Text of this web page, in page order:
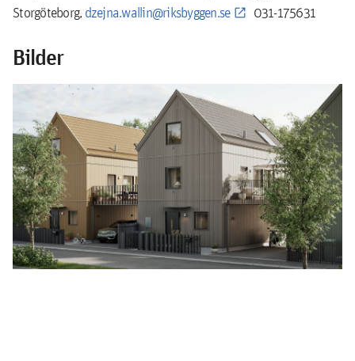
Storgöteborg, dzejna.wallin@riksbyggen.se 031-175631
Bilder